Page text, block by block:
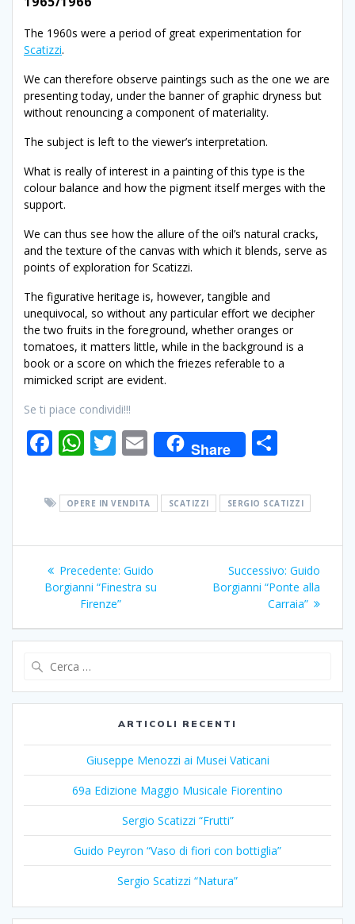
The 1960s were a period of great experimentation for
Scatizzi.
We can therefore observe paintings such as the one we are
presenting today, under the banner of graphic dryness but
without renouncing a component of materiality.
The subject is left to the viewer’s interpretation.
What is really of interest in a painting of this type is the
colour balance and how the pigment itself merges with the
support.
We can thus see how the allure of the oil’s natural cracks,
and the texture of the canvas with which it blends, serve as
points of exploration for Scatizzi.
The figurative heritage is, however, tangible and
unequivocal, so without any particular effort we decipher
the two fruits in the foreground, whether oranges or
tomatoes, it matters little, while in the background is a
book or a score on which the friezes referable to a
mimicked script are evident.
Se ti piace condividi!!!
F
e
b
o
o
k
W
at
s
A
p
p
T
itt
er
E
m
ai
l
Share
n
di
vi
di
OPERE IN VENDITA SCATIZZI SERGIO SCATIZZI
Navigazione
articoli
Precedente: Articolo
precedente:
Guido
Borgianni “Finestra su
Firenze”
Successivo: Articolo
successivo:
Guido
Borgianni “Ponte alla
Carraia”
ARTICOLI RECENTI
Giuseppe Menozzi ai Musei Vaticani
69a Edizione Maggio Musicale Fiorentino
Sergio Scatizzi “Frutti”
Guido Peyron “Vaso di fiori con bottiglia”
Sergio Scatizzi “Natura”